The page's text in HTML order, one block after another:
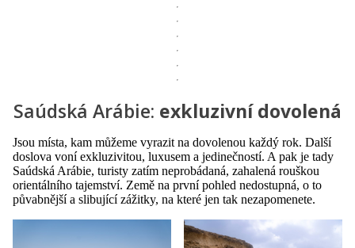
Saúdská Arábie: exkluzivní dovolená
Jsou místa, kam můžeme vyrazit na dovolenou každý rok. Další
doslova voní exkluzivitou, luxusem a jedinečností. A pak je tady
Saúdská Arábie, turisty zatím neprobádaná, zahalená rouškou
orientálního tajemství. Země na první pohled nedostupná, o to
půvabnější a slibující zážitky, na které jen tak nezapomenete.